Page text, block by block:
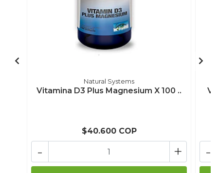
Natural Systems
Vitamina D3 Plus Magnesium X 100 ..
$40.600 COP
+
- -